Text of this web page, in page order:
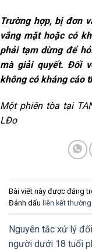
Trường hợp, bị đơn
vắng mặt hoặc có
phải tạm dừng để
mà giải quyết. Đối
không có kháng cáo
Một phiên tòa tại
LĐo
Bài viết này được đăng
Đánh dấu liên kết
Nguyên tắc xử lý
người dưới 18 tuổi